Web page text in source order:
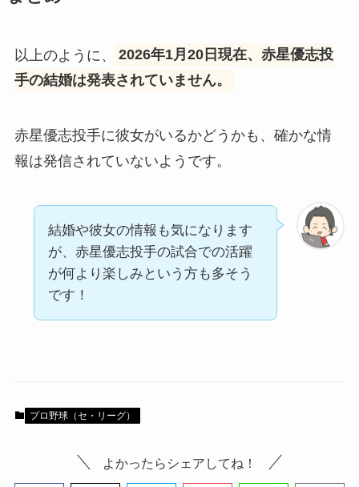
以上のように、
2026年1月20日現在、赤星優志投
手の結婚は発表されていません。
赤星優志投手に彼女がいるかどうかも、確かな情
報は発信されていないようです。
結婚や彼女の情報も気になります
が、赤星優志投手の試合での活躍
が何より楽しみという方も多そう
です！
プロ野球（セ・リーグ）
よかったらシェアしてね！